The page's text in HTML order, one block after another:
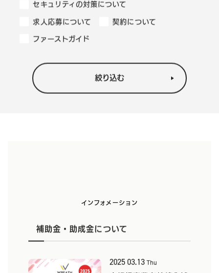
セキュリティの対策について
求人応募について 契約について
ファーストガイド
インフォメーション
補助金・助成金について
202503.13 Thu